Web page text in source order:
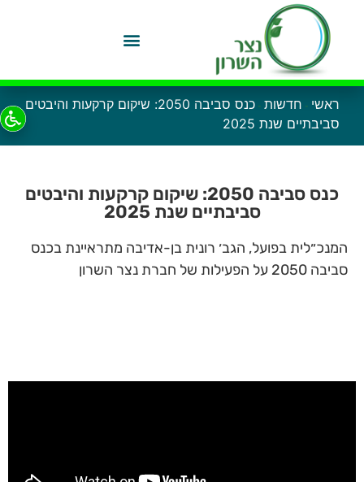
ראשי חדשות
כנס סביבה 2050: שיקום קרקעות והיבטים
סביבתיים שנת 2025
כנס סביבה 2050: שיקום קרקעות והיבטים
סביבתיים שנת 2025
המנכ״לית בפועל, הגב׳ רונית בן-אדיבה מתראיינת בכנס
סביבה 2050 על הפעילות של חברת נצר השרון